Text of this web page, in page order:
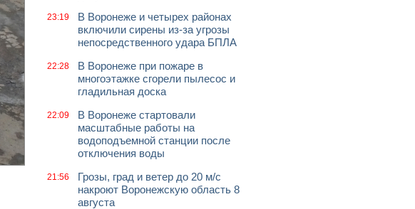
23:19
В Воронеже и четырех районах
включили сирены из-за угрозы
непосредственного удара БПЛА
22:28
В Воронеже при пожаре в
многоэтажке сгорели пылесос и
гладильная доска
22:09
В Воронеже стартовали
масштабные работы на
водоподъемной станции после
отключения воды
21:56
Грозы, град и ветер до 20 м/с
накроют Воронежскую область 8
августа